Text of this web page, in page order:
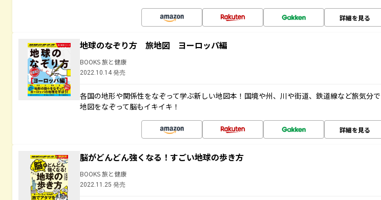
詳細を見る
地球のなぞり方 旅地図 ヨーロッパ編
BOOKS 旅と健康
2022.10.14 発売
各国の地形や関係性をなぞって学ぶ新しい地図本！国境や州、川や街道、鉄道線など旅気分で
地図をなぞって脳もイキイキ！
詳細を見る
脳がどんどん強くなる！すごい地球の歩き方
BOOKS 旅と健康
2022.11.25 発売